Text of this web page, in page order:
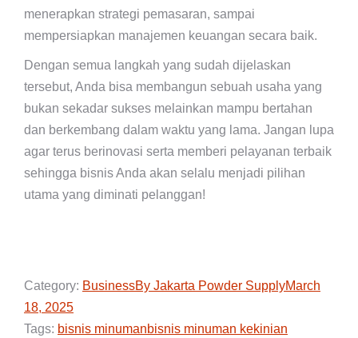
menerapkan strategi pemasaran, sampai
mempersiapkan manajemen keuangan secara baik.
Dengan semua langkah yang sudah dijelaskan
tersebut, Anda bisa membangun sebuah usaha yang
bukan sekadar sukses melainkan mampu bertahan
dan berkembang dalam waktu yang lama. Jangan lupa
agar terus berinovasi serta memberi pelayanan terbaik
sehingga bisnis Anda akan selalu menjadi pilihan
utama yang diminati pelanggan!
Category: BusinessBy Jakarta Powder SupplyMarch
18, 2025
Tags: bisnis minumanbisnis minuman kekinian